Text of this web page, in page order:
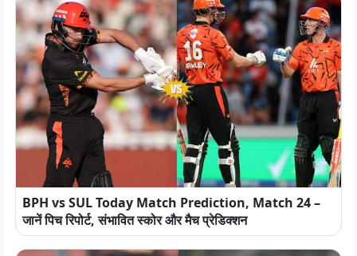
BPH vs SUL Today Match Prediction, Match 24 –
जानें पिच रिपोर्ट, संभावित स्कोर और मैच प्रेडिक्शन